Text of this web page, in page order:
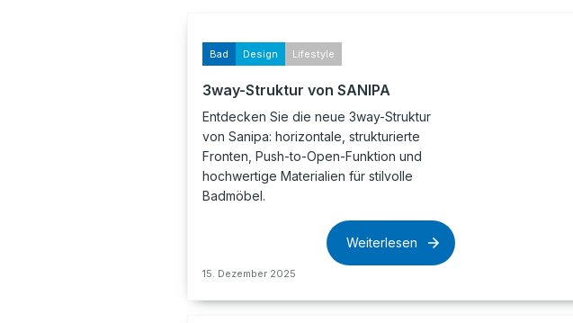
Bad Design Lifestyle
3way-Struktur von SANIPA
Entdecken Sie die neue 3way-Struktur
von Sanipa: horizontale, strukturierte
Fronten, Push-to-Open-Funktion und
hochwertige Materialien für stilvolle
Badmöbel.
15. Dezember 2025
Weiterlesen